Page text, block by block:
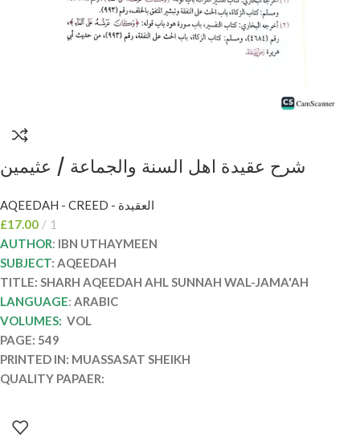
شرح عقيدة اهل السنة والجماعة / عثيمين
SUNNAH WAL-JAMA’AH
AQEEDAH - CREED - العقيدة
£17.00
1
AUTHOR: IBN UTHAYMEEN
SUBJECT: AQEEDAH
TITLE: SHARH AQEEDAH AHL SUNNAH WAL-JAMA'AH
LANGUAGE: ARABIC
VOLUMES: VOL
PAGE: 549
PRINTED IN: MUASSASAT SHEIKH
QUALITY PAPAER: